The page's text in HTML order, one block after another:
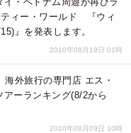
ィー・ワールド 『ウィ
』を発表します。
2010年08月19日 01時
外旅行の専門店 エス・
ーランキング(8/2から
2010年08月09日 10時